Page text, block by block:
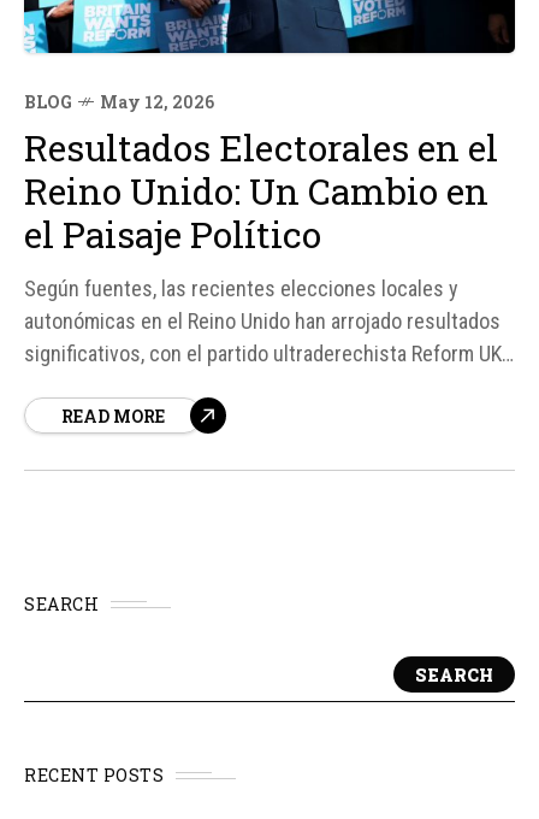
BLOG May 12, 2026
Resultados Electorales en el
Reino Unido: Un Cambio en
el Paisaje Político
Según fuentes, las recientes elecciones locales y
autonómicas en el Reino Unido han arrojado resultados
significativos, con el partido ultraderechista Reform UK
supuesto un varapalo para los laboristas de Keir Starmer
READ MORE
SEARCH
SEARCH
RECENT POSTS